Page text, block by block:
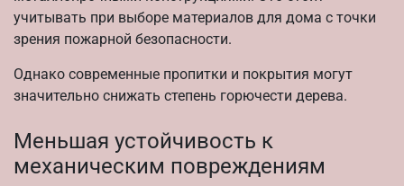
учитывать при выборе материалов для дома с точки
зрения пожарной безопасности.
Однако современные пропитки и покрытия могут
значительно снижать степень горючести дерева.
Меньшая устойчивость к
механическим повреждениям